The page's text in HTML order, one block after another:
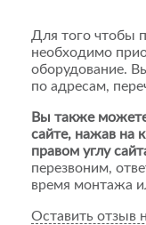
Для того чтобы
необходимо
оборудование.
по адресам,
Вы также
сайте, нажав на
правом углу
перезвоним,
время монтажа
Оставить отзыв